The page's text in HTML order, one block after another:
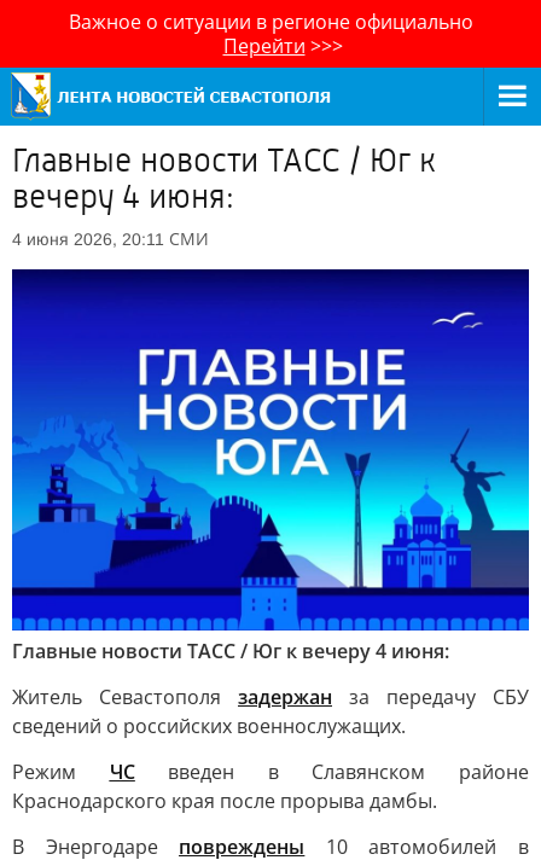
Важное о ситуации в регионе официально
Перейти >>>
Главные новости ТАСС / Юг к
вечеру 4 июня:
4 июня 2026, 20:11 СМИ
Главные новости ТАСС / Юг к вечеру 4 июня:
Житель Севастополя задержан за передачу СБУ
сведений о российских военнослужащих.
Режим ЧСвведен в Славянском районе
Краснодарского края после прорыва дамбы.
В Энергодаре повреждены 10 автомобилей в